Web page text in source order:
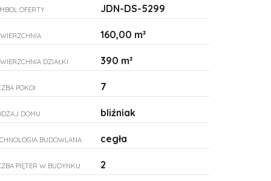
OFERTY JDN-DS-5299
160,00 m²
DZIAŁKI 390 m²
POKOI 7
DOMU bliźniak
BUDOWLANA cegła
PIĘTER W BUDYNKU 2